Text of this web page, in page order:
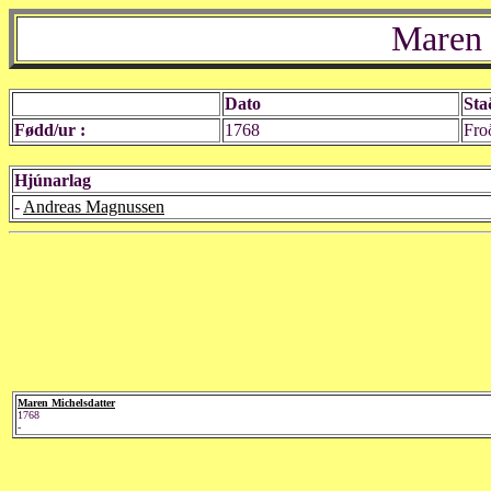
Dato
Fødd/ur :
1768
Hjúnarlag
- Andreas Magnussen
Maren Michelsdatter
1768
-